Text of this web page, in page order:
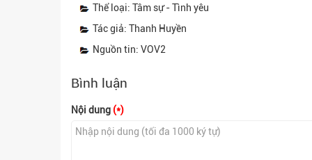
Thể loại: Tâm sự - Tình yêu
Tác giả: Thanh Huyền
Nguồn tin: VOV2
Bình luận
Nội dung (*)